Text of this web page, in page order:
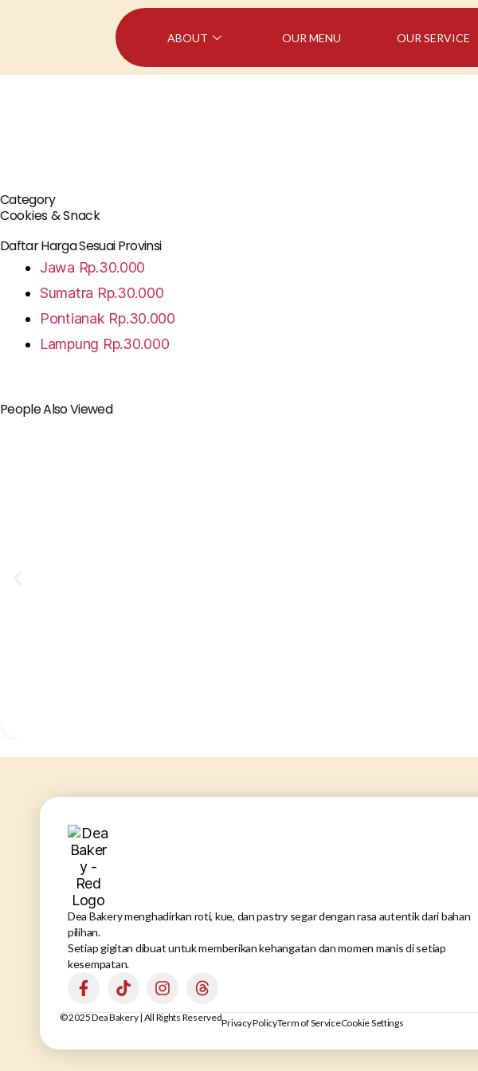
ABOUT OUR MENU OUR SERVICE
Category
Cookies & Snack
Daftar Harga Sesuai Provinsi
Jawa Rp.30.000
Sumatra Rp.30.000
Pontianak Rp.30.000
Lampung Rp.30.000
People Also Viewed
Dea Bakery menghadirkan roti, kue, dan pastry segar dengan rasa autentik dari bahan
pilihan.
Setiap gigitan dibuat untuk memberikan kehangatan dan momen manis di setiap
kesempatan.
© 2025 Dea Bakery | All Rights Reserved Cookie Settings
Term of Service
Privacy Policy